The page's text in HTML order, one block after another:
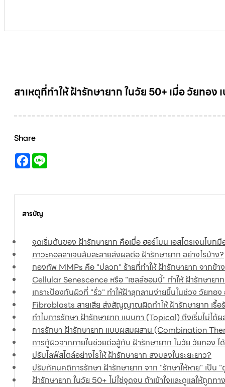
สาเหตุที่ทำให้ ฝ้ารักษายาก ในวัย 50+ เมื่อ วัยทอ
Share
สารบัญ
จุดเริ่มต้นของ ฝ้ารักษายาก คือเมื่อ ฮอร์โมน เอสโตรเจนโบกมื
ภาวะคอลลาเจนล้มละลายส่งผลต่อ ฝ้ารักษายาก อย่างไรบ้าง?
กองทัพ MMPs คือ "ปลวก" ร้ายที่ทำให้ ฝ้ารักษายาก จากข้าง
Cellular Senescence หรือ "เซลล์ซอมบี้" ทำให้ ฝ้ารักษายา
เกราะป้องกันผิวที่ "รั่ว" ทำให้ฝ้าลุกลามง่ายขึ้นในช่วง วัยทอง
Fibroblasts สายเสีย ส่งสัญญาณผิดทำให้ ฝ้ารักษายาก เรื้อ
ทำไมการรักษา ฝ้ารักษายาก แบบทา (Topical) ถึงเริ่มไม่ได้
การรักษา ฝ้ารักษายาก แบบผสมผสาน (Combination
การกู้ผิวจากภายในช่วยต่อสู้กับ ฝ้ารักษายาก ในวัย วัยทอง ไ
ปรับไลฟ์สไตล์อย่างไรให้ ฝ้ารักษายาก สงบลงในระยะยาว?
ปรับทัศนคติการรักษา ฝ้ารักษายาก จาก "รักษาให้หาย" เป็น "
ฝ้ารักษายาก ในวัย 50+ ไม่ใช่จุดจบ ถ้าเข้าใจและดูแลให้ถูกทาง